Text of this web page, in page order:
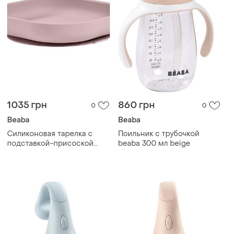
1035 грн 0
Beaba
Силиконовая тарелка с
подставкой-присоской
860 грн 0
Beaba
Поильник с трубочкой
beaba 300 мл beige